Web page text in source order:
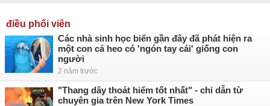
điều phối viên
Các nhà sinh học biển gần đây đã phát hiện ra
một con cá heo có 'ngón tay cái' giống con
người
2 năm trước
"Thang dây thoát hiểm tốt nhất" - chỉ dẫn từ
chuyên gia trên New York Times